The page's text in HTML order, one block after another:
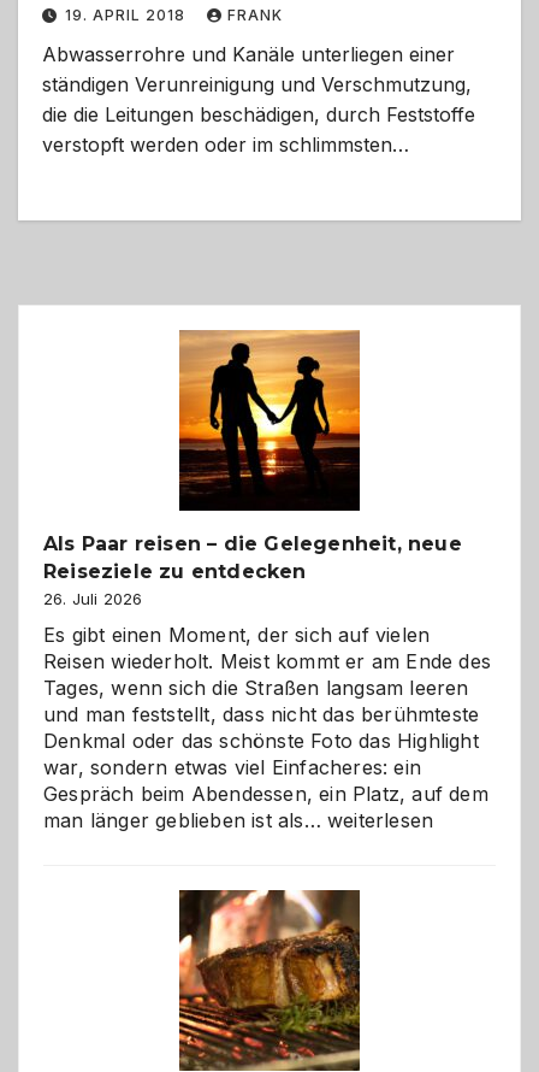
19. APRIL 2018 FRANK
Abwasserrohre und Kanäle unterliegen einer
ständigen Verunreinigung und Verschmutzung,
die die Leitungen beschädigen, durch Feststoffe
verstopft werden oder im schlimmsten…
Als Paar reisen – die Gelegenheit, neue
Reiseziele zu entdecken
26. Juli 2026
Es gibt einen Moment, der sich auf vielen
Reisen wiederholt. Meist kommt er am Ende des
Tages, wenn sich die Straßen langsam leeren
und man feststellt, dass nicht das berühmteste
Denkmal oder das schönste Foto das Highlight
war, sondern etwas viel Einfacheres: ein
Gespräch beim Abendessen, ein Platz, auf dem
man länger geblieben ist als… Als
–
die
Gelegenheit,
neue
Reiseziele
zu
entdecken
weiterlesen